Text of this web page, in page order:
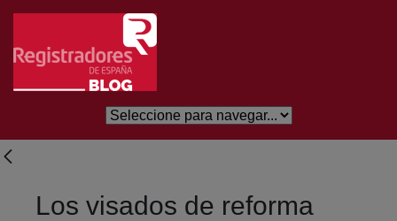
Skip to Main Content
Los visados de reforma